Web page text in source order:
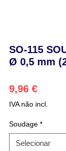
SO-115
Ø 0,5 mm
9,96 €Preço
IVA não incl.
Soudage *
Selecionar